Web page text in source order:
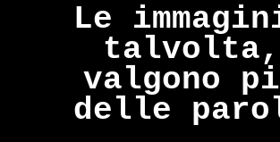
Le
talvolta,
valgono
delle